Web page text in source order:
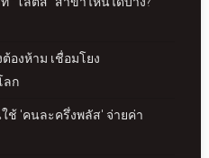
องห้าม เชื่อมโยง
ลก
ช้ 'คนละครึ่งพลัส' จ่ายค่า